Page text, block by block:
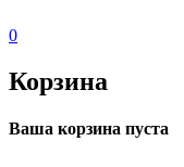
0
Корзина
Ваша корзина пуста